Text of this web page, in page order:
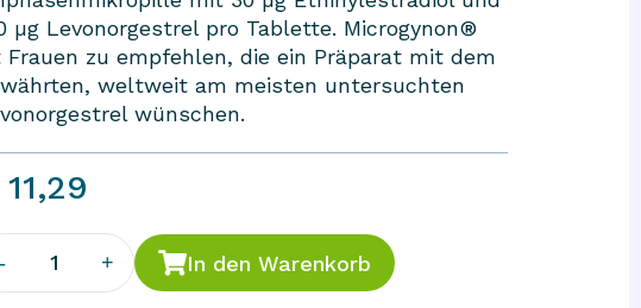
µg Levonorgestrel pro Tablette. Microgynon®
Frauen zu empfehlen, die ein Präparat mit dem
weltweit am meisten untersuchten
wünschen.
- 1 + In den Warenkorb